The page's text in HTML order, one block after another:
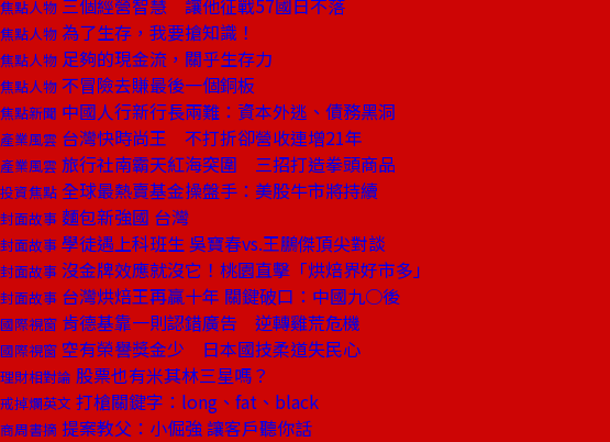
焦點人物 三個經營智慧 讓他征戰57國日不落
焦點人物 為了生存，我要搶知識！
焦點人物 足夠的現金流，關乎生存力
焦點人物 不冒險去賺最後一個銅板
焦點新聞 中國人行新行長兩難：資本外逃、債務黑洞
產業風雲 台灣快時尚王 不打折卻營收連增21年
產業風雲 旅行社南霸天紅海突圍 三招打造拳頭商品
投資焦點 全球最熱賣基金操盤手：美股牛市將持續
封面故事 麵包新強國 台灣
封面故事 學徒遇上科班生 吳寶春vs.王鵬傑頂尖對談
封面故事 沒金牌效應就沒它！桃園直擊「烘焙界好市多」
封面故事 台灣烘焙王再贏十年 關鍵破口：中國九○後
國際視窗 肯德基靠一則認錯廣告 逆轉雞荒危機
國際視窗 空有榮譽獎金少 日本國技柔道失民心
理財相對論 股票也有米其林三星嗎？
戒掉爛英文 打槍關鍵字：long、fat、black
商周書摘 提案教父：小倔強 讓客戶聽你話